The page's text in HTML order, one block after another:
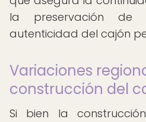
la preservación
autenticidad del cajón
Variaciones
construcción del
Si bien la